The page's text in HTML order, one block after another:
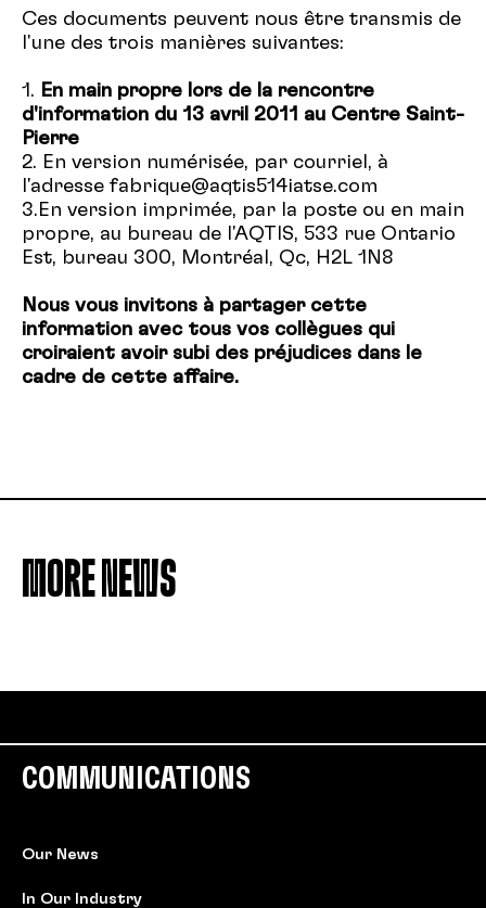
Ces documents peuvent nous être transmis de
l'une des trois manières suivantes:
1. En main propre lors de la rencontre
d'information du 13 avril 2011 au Centre Saint-
Pierre
2. En version numérisée, par courriel, à
l'adresse fabrique@aqtis514iatse.com
3.En version imprimée, par la poste ou en main
propre, au bureau de l'AQTIS, 533 rue Ontario
Est, bureau 300, Montréal, Qc, H2L 1N8
Nous vous invitons à partager cette
information avec tous vos collègues qui
croiraient avoir subi des préjudices dans le
cadre de cette affaire.
MORE NEWS
COMMUNICATIONS
Our News
In Our Industry